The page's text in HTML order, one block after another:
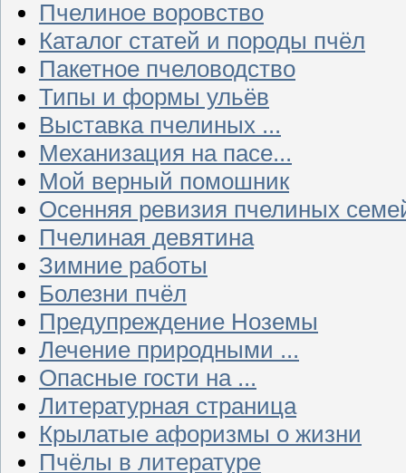
Пчелиное воровство
Каталог статей и породы пчёл
Пакетное пчеловодство
Типы и формы ульёв
Выставка пчелиных ...
Механизация на пасе...
Мой верный помошник
Осенняя ревизия пчелиных
Пчелиная девятина
Зимние работы
Болезни пчёл
Предупреждение Ноземы
Лечение природными ...
Опасные гости на ...
Литературная страница
Крылатые афоризмы о жизни
Пчёлы в литературе